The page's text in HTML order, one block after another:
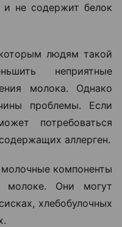
и не содержит белок
людям такой
неприятные
молока. Однако
проблемы. Если
потребоваться
аллерген.
компоненты
молоке. Они могут
хлебобулочных